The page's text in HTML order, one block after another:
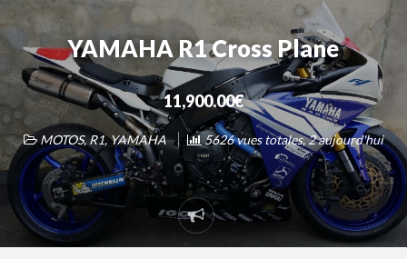
YAMAHA R1 Cross Plane
11,900.00€
MOTOS,R1,YAMAHA 5626 vues totales, 2 aujourd'hui
Signaler
un